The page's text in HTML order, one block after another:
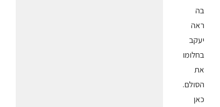
בה
ראה
יעקב
בחלומו
את
הסולם.
כאן